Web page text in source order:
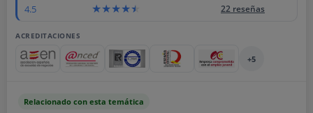
4.5 22 reseñas
ACREDITACIONES
+5
Relacionado con esta temática